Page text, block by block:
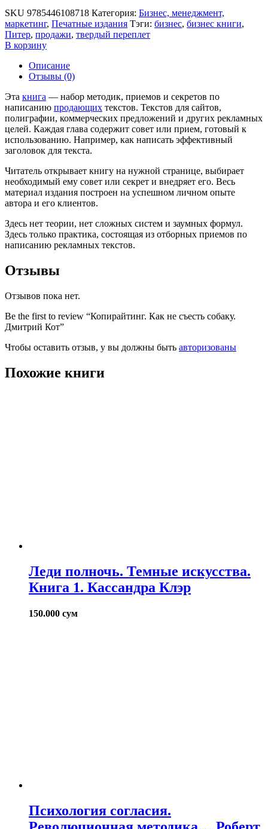
SKU 9785446108718 Категория: Бизнес, менеджмент,
маркетинг, Печатные издания Тэги: бизнес, бизнес книги,
Питер, продажи, твердый переплет
В корзину
Описание
Отзывы (0)
Эта книга — набор методик, приемов и секретов по
написанию продающих текстов. Текстов для сайтов,
полиграфии, коммерческих предложений и других рекламных
целей. Каждая глава содержит совет или прием, готовый к
использованию. Например, как написать эффективный
заголовок для текста.
Читатель открывает книгу на нужной странице, выбирает
необходимый ему совет или секрет и внедряет его. Весь
материал издания построен на успешном личном опыте
автора и его клиентов.
Здесь нет теории, нет сложных систем и заумных формул.
Здесь только практика, состоящая из отборных приемов по
написанию рекламных текстов.
Отзывы
Отзывов пока нет.
Be the first to review “Копирайтинг. Как не съесть собаку.
Дмитрий Кот”
Чтобы оставить отзыв, у вы должны быть авторизованы
Похожие книги
Леди полночь. Темные искусства.
Книга 1. Кассандра Клэр
150.000 сум
Психология согласия.